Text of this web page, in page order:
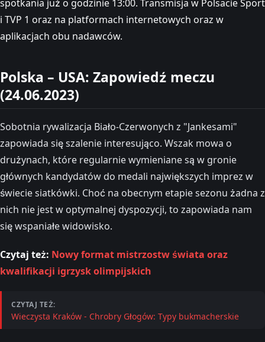
spotkania już o godzinie 13:00. Transmisja w Polsacie Sport
i TVP 1 oraz na platformach internetowych oraz w
aplikacjach obu nadawców.
Polska – USA: Zapowiedź meczu
(24.06.2023)
Sobotnia rywalizacja Biało-Czerwonych z "Jankesami"
zapowiada się szalenie interesująco. Wszak mowa o
drużynach, które regularnie wymieniane są w gronie
głównych kandydatów do medali największych imprez w
świecie siatkówki. Choć na obecnym etapie sezonu żadna z
nich nie jest w optymalnej dyspozycji, to zapowiada nam
się wspaniałe widowisko.
Czytaj też: Nowy format mistrzostw świata oraz
kwalifikacji igrzysk olimpijskich
CZYTAJ TEŻ:
Wieczysta Kraków - Chrobry Głogów: Typy bukmacherskie